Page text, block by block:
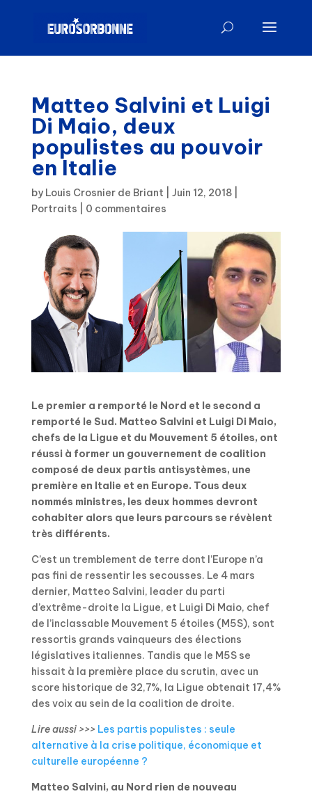
Matteo Salvini et Luigi
Di Maio, deux
populistes au pouvoir
en Italie
by Louis Crosnier de Briant Juin 12, 2018|
Portraits
0 commentaires
Le premier a remporté le Nord et le second a
remporté le Sud. Matteo Salvini et Luigi Di Maio,
chefs de la Ligue et du Mouvement 5 étoiles, ont
réussi à former un gouvernement de coalition
composé de deux partis antisystèmes, une
première en Italie et en Europe. Tous deux
nommés ministres, les deux hommes devront
cohabiter alors que leurs parcours se révèlent
très différents.
C’est un tremblement de terre dont l’Europe n’a
pas fini de ressentir les secousses. Le 4 mars
dernier, Matteo Salvini, leader du parti
d’extrême-droite la Ligue, et Luigi Di Maio, chef
de l’inclassable Mouvement 5 étoiles (M5S), sont
ressortis grands vainqueurs des élections
législatives italiennes. Tandis que le M5S se
hissait à la première place du scrutin, avec un
score historique de 32,7%, la Ligue obtenait 17,4%
des voix au sein de la coalition de droite.
Lire aussi >>> Les partis populistes : seule
alternative à la crise politique, économique et
culturelle européenne ?
Matteo Salvini, au Nord rien de nouveau